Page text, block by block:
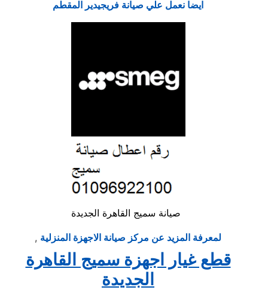
ايضا نعمل علي صيانة فريجيدير المقطم
صيانة سميج القاهرة الجديدة
, لمعرفة المزيد عن مركز صيانة الاجهزة المنزلية
قطع غيار اجهزة سميج القاهرة
الجديدة